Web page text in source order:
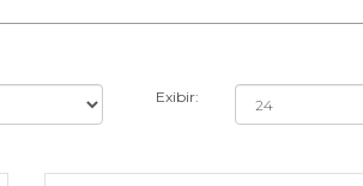
Exibir: